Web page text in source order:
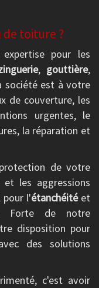
toiture ?
pour les
, gouttière,
société est à votre
de couverture, les
urgentes, le
la réparation et
de votre
les aggressions
pour l'étanchéitéet
Forte de notre
disposition pour
des solutions
c'est avoir